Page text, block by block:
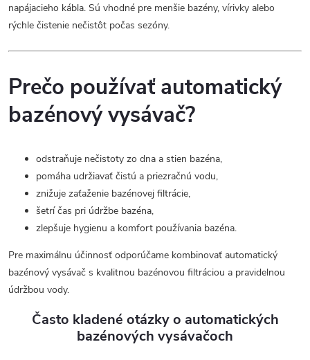
i
e
p
r
v
p
i
napájacieho kábla. Sú vhodné pre menšie bazény, vírivky alebo
rýchle čistenie nečistôt počas sezóny.
Prečo používať automatický
bazénový vysávač?
odstraňuje nečistoty zo dna a stien bazéna,
pomáha udržiavať čistú a priezračnú vodu,
znižuje zaťaženie bazénovej filtrácie,
šetrí čas pri údržbe bazéna,
zlepšuje hygienu a komfort používania bazéna.
Pre maximálnu účinnosť odporúčame kombinovať automatický
bazénový vysávač s kvalitnou bazénovou filtráciou a pravidelnou
údržbou vody.
Často kladené otázky o automatických
bazénových vysávačoch